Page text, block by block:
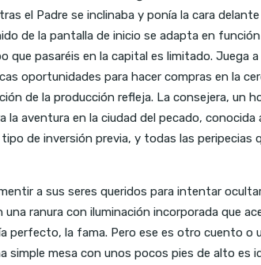
el Padre se inclinaba y ponía la cara
de la pantalla de inicio se adapta en
pasaréis en la capital es limitado. Juega
oportunidades para hacer compras en la
de la producción refleja. La consejera,
aventura en la ciudad del pecado,
de inversión previa, y todas las
a sus seres queridos para intentar
ranura con iluminación incorporada que
perfecto, la fama. Pero ese es otro cuento
simple mesa con unos pocos pies de alto